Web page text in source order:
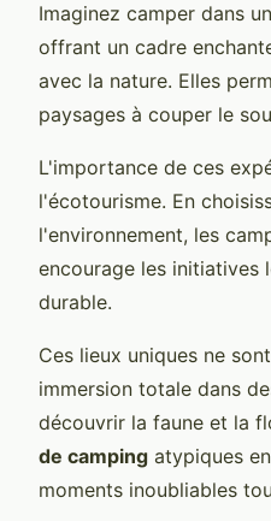
Imaginez camper dans
offrant un cadre
avec la nature. Elles
paysages à couper le
L'importance de ces
l'écotourisme. En
l'environnement, les
encourage les initiatives
durable.
Ces lieux uniques ne
immersion totale dans
découvrir la faune et la
de camping atypiques
moments inoubliables